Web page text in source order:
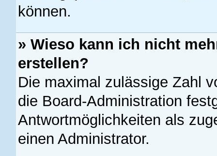
können.
» Wieso kann ich nicht
erstellen?
Die maximal zulässige Zahl
die Board-Administration
Antwortmöglichkeiten als
einen Administrator.